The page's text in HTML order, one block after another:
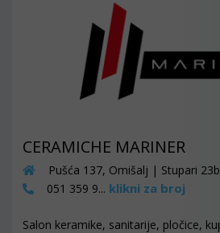
CERAMICHE MARINER
Pušća 137, Omišalj | Stupari
051 359 9... klikni za broj
Salon keramike, sanitarije, pločice,